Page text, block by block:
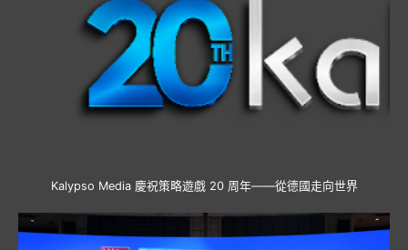
Kalypso Media 慶祝策略遊戲 20 周年——從德國走向世界